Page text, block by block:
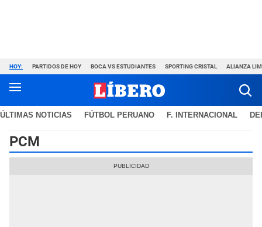
HOY: PARTIDOS DE HOY BOCA VS ESTUDIANTES SPORTING CRISTAL ALIANZA
ÚLTIMAS NOTICIAS FÚTBOL PERUANO F. INTERNACIONAL
PCM